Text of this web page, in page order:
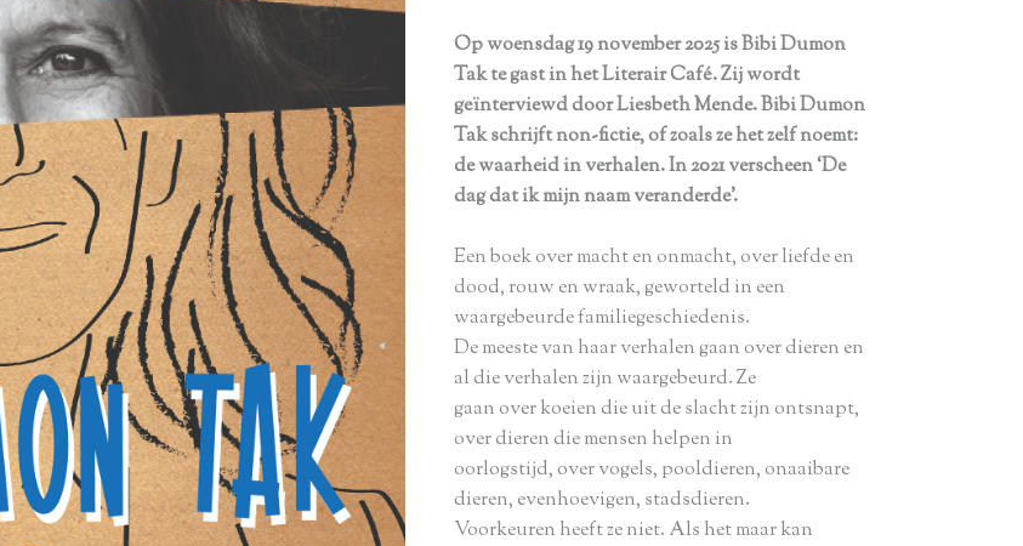
Op woensdag 19 november 2025 is Bibi Dumon
Tak te gast in het Literair Café. Zij wordt
geïnterviewd door Liesbeth Mende. Bibi Dumon
Tak schrijft non-fictie, of zoals ze het zelfnoemt:
de waarheid in verhalen. In 2021 verscheen ‘De
dag dat ik mijn naam veranderde’.
Een boek over macht en onmacht, over liefde en
dood, rouw en wraak, geworteld in een
waargebeurde familiegeschiedenis.
De meeste van haar verhalen gaan over dieren en
al die verhalen zijn waargebeurd. Ze
gaan over koeien die uit de slacht zijn ontsnapt,
over dieren die mensen helpen in
oorlogstijd, over vogels, pooldieren, onaaibare
dieren, evenhoevigen, stadsdieren.
Voorkeuren heeft ze niet. Als het maar kan